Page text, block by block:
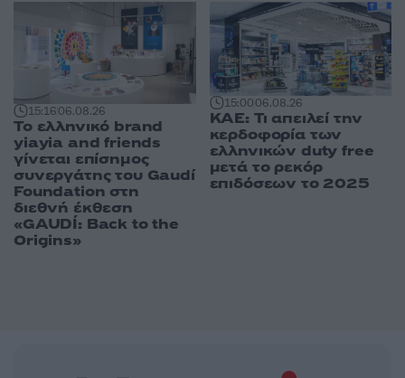
15:1606.08.26
Το ελληνικό brand
yiayia and friends
γίνεται επίσημος
συνεργάτης του Gaudí
Foundation στη
διεθνή έκθεση
«GAUDÍ: Back to the
Origins»
15:0006.08.26
ΚΑΕ: Τι απειλεί την
κερδοφορία των
ελληνικών duty free
μετά το ρεκόρ
επιδόσεων το 2025